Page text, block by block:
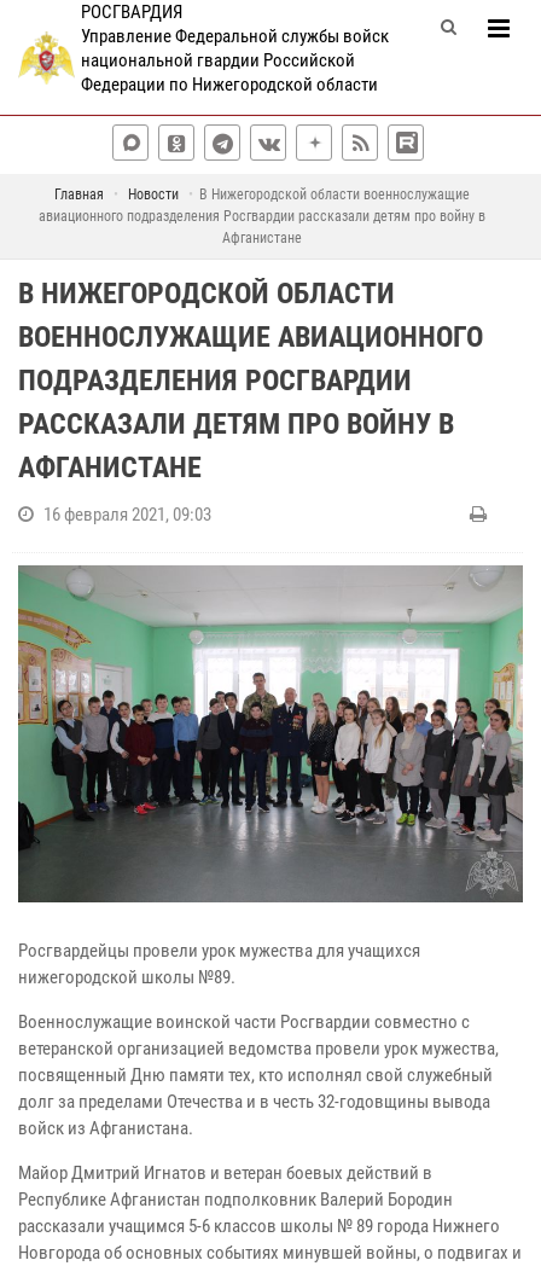
РОСГВАРДИЯ
Управление Федеральной службы войск
национальной гвардии Российской
Федерации по Нижегородской области
Главная Новости
В Нижегородской области военнослужащие
авиационного подразделения Росгвардии рассказали детям про войну в
Афганистане
В НИЖЕГОРОДСКОЙ ОБЛАСТИ
ВОЕННОСЛУЖАЩИЕ АВИАЦИОННОГО
ПОДРАЗДЕЛЕНИЯ РОСГВАРДИИ
РАССКАЗАЛИ ДЕТЯМ ПРО ВОЙНУ В
АФГАНИСТАНЕ
16 февраля 2021, 09:03
Росгвардейцы провели урок мужества для учащихся
нижегородской школы №89.
Военнослужащие воинской части Росгвардии совместно с
ветеранской организацией ведомства провели урок мужества,
посвященный Дню памяти тех, кто исполнял свой служебный
долг за пределами Отечества и в честь 32-годовщины вывода
войск из Афганистана.
Майор Дмитрий Игнатов и ветеран боевых действий в
Республике Афганистан подполковник Валерий Бородин
рассказали учащимся 5-6 классов школы № 89 города Нижнего
Новгорода об основных событиях минувшей войны, о подвигах и